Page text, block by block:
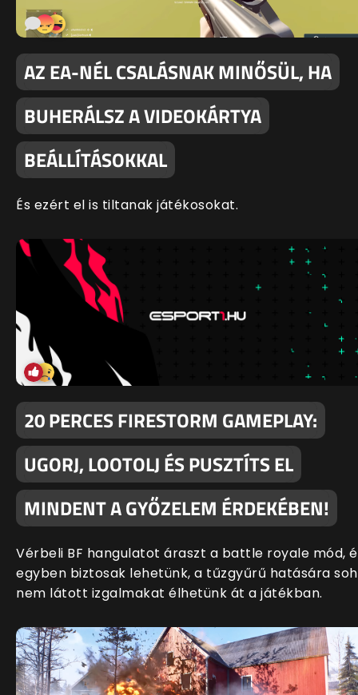
AZ EA-NÉL CSALÁSNAK MINŐSÜL, HA
BUHERÁLSZ A VIDEOKÁRTYA
BEÁLLÍTÁSOKKAL
És ezért el is tiltanak játékosokat.
20 PERCES FIRESTORM GAMEPLAY:
UGORJ, LOOTOLJ ÉS PUSZTÍTS EL
MINDENT A GYŐZELEM ÉRDEKÉBEN!
Vérbeli BF hangulatot áraszt a battle royale mód,
egyben biztosak lehetünk, a tűzgyűrű hatására
nem látott izgalmakat élhetünk át a játékban.